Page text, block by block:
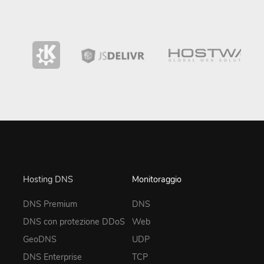
Hosting DNS
DNS Premium
DNS con protezione DDoS
GeoDNS
DNS Enterprise
Monitoraggio
DNS
Web
UDP
TCP